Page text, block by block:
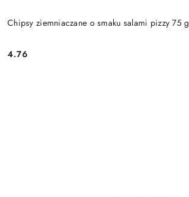
Chipsy ziemniaczane o smaku salami pizzy 75 g
Cena:
4.76